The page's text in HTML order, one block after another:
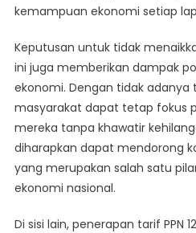
kemampuan ekonomi setiap
Keputusan untuk tidak
ini juga memberikan dampak
ekonomi. Dengan tidak
masyarakat dapat tetap fokus
mereka tanpa khawatir
diharapkan dapat mendorong
yang merupakan salah satu
ekonomi nasional.
Di sisi lain, penerapan tarif PPN